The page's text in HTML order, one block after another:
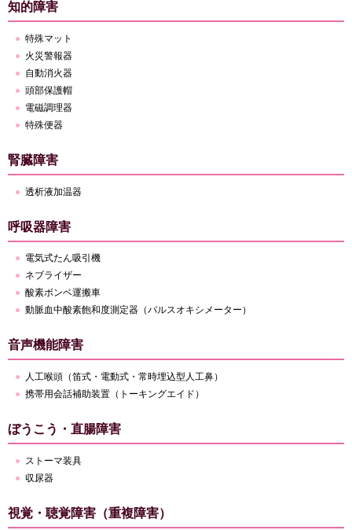
知的障害
特殊マット
火災警報器
自動消火器
頭部保護帽
電磁調理器
特殊便器
腎臓障害
透析液加温器
呼吸器障害
電気式たん吸引機
ネブライザー
酸素ボンベ運搬車
動脈血中酸素飽和度測定器（パルスオキシメーター）
音声機能障害
人工喉頭（笛式・電動式・常時埋込型人工鼻）
携帯用会話補助装置（トーキングエイド）
ぼうこう・直腸障害
ストーマ装具
収尿器
視覚・聴覚障害（重複障害）